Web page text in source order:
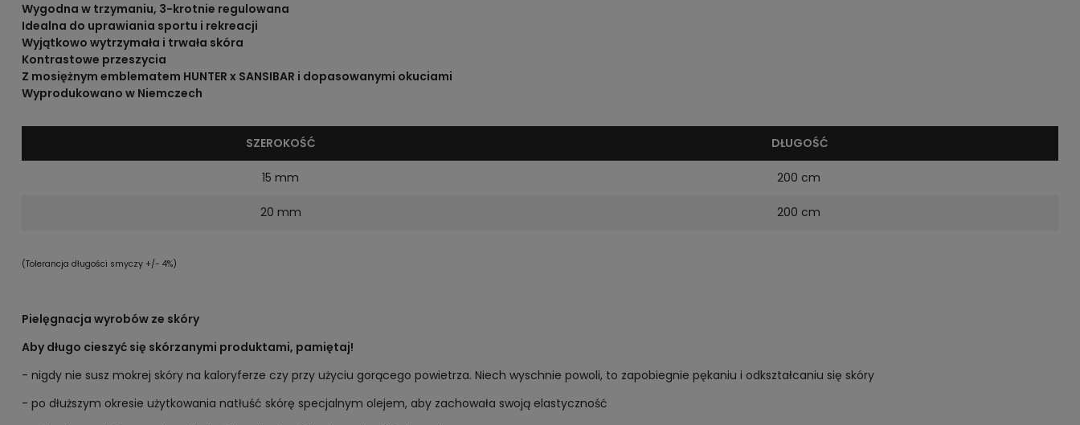
Wygodna w trzymaniu, 3-krotnie regulowana
Idealna do uprawiania sportu i rekreacji
Wyjątkowo wytrzymała i trwała skóra
Kontrastowe przeszycia
Z mosiężnym emblematem HUNTER x SANSIBAR i dopasowanymi okuciami
Wyprodukowano w Niemczech
SZEROKOŚĆ DŁUGOŚĆ
15 mm 200 cm
20 mm 200 cm
(Tolerancja długości smyczy +/- 4%)
Pielęgnacja wyrobów ze skóry
Aby długo cieszyć się skórzanymi produktami, pamiętaj!
- nigdy nie susz mokrej skóry na kaloryferze czy przy użyciu gorącego powietrza. Niech wyschnie powoli, to zapobiegnie pękaniu i odkształcaniu się skóry
- po dłuższym okresie użytkowania natłuść skórę specjalnym olejem, aby zachowała swoją elastyczność